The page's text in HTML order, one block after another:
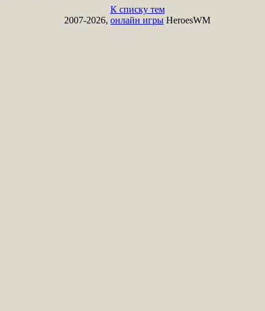
К списку тем
2007-2026, онлайн игры HeroesWM